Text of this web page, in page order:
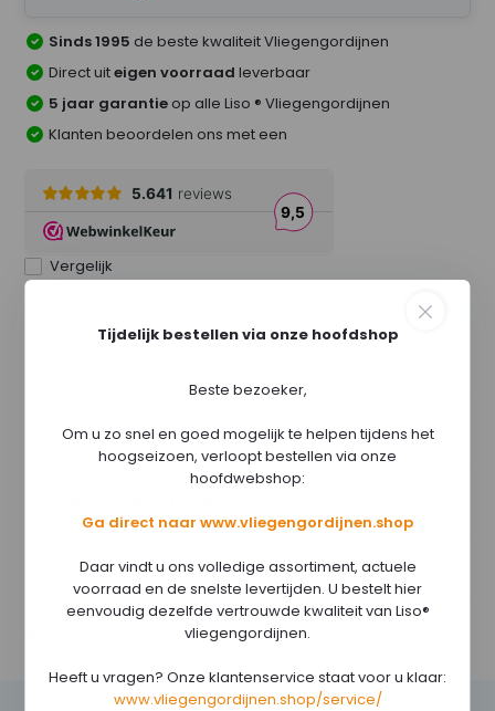
Sinds 1995 de beste kwaliteit Vliegengordijnen
Direct uiteigen voorraad leverbaar
5 jaar garantie op alle Liso ® Vliegengordijnen
Klanten beoordelen ons met een
Vergelijk
Specificaties
Reviews
Tijdelijk bestellen via onze hoofdshop
Beste bezoeker,
Om u zo snel en goed mogelijk te helpen tijdens het
hoogseizoen, verloopt bestellen via onze
hoofdwebshop:
Ga direct naar www.vliegengordijnen.shop
Daar vindt u ons volledige assortiment, actuele
voorraad en de snelste levertijden. U bestelt hier
eenvoudig dezelfde vertrouwde kwaliteit van Liso®
vliegengordijnen.
Heeft u vragen? Onze klantenservice staat voor u klaar:
www.vliegengordijnen.shop/service/